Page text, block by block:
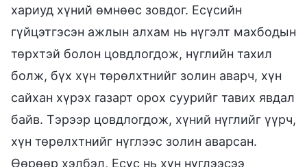
хариуд хүний өмнөөс зовдог. Есүсийн
гүйцэтгэсэн ажлын алхам нь нүгэлт махбодын
төрхтэй болон цовдлогдож, нүглийн тахил
болж, бүх хүн төрөлхтнийг золин аварч, хүн
сайхан хүрэх газарт орох суурийг тавих явдал
байв. Тэрээр цовдлогдож, хүний нүглийг үүрч,
хүн төрөлхтнийг нүглээс золин аварсан.
Өөрөөр хэлбэл, Есүс нь хүн нүглээсээ